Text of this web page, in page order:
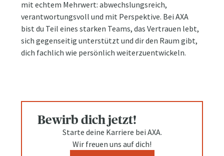
mit echtem Mehrwert: abwechslungsreich,
verantwortungsvoll und mit Perspektive. Bei AXA
bist du Teil eines starken Teams, das Vertrauen lebt,
sich gegenseitig unterstützt und dir den Raum gibt,
dich fachlich wie persönlich weiterzuentwickeln.
Bewirb dich jetzt!
Starte deine Karriere bei AXA.
Wir freuen uns auf dich!